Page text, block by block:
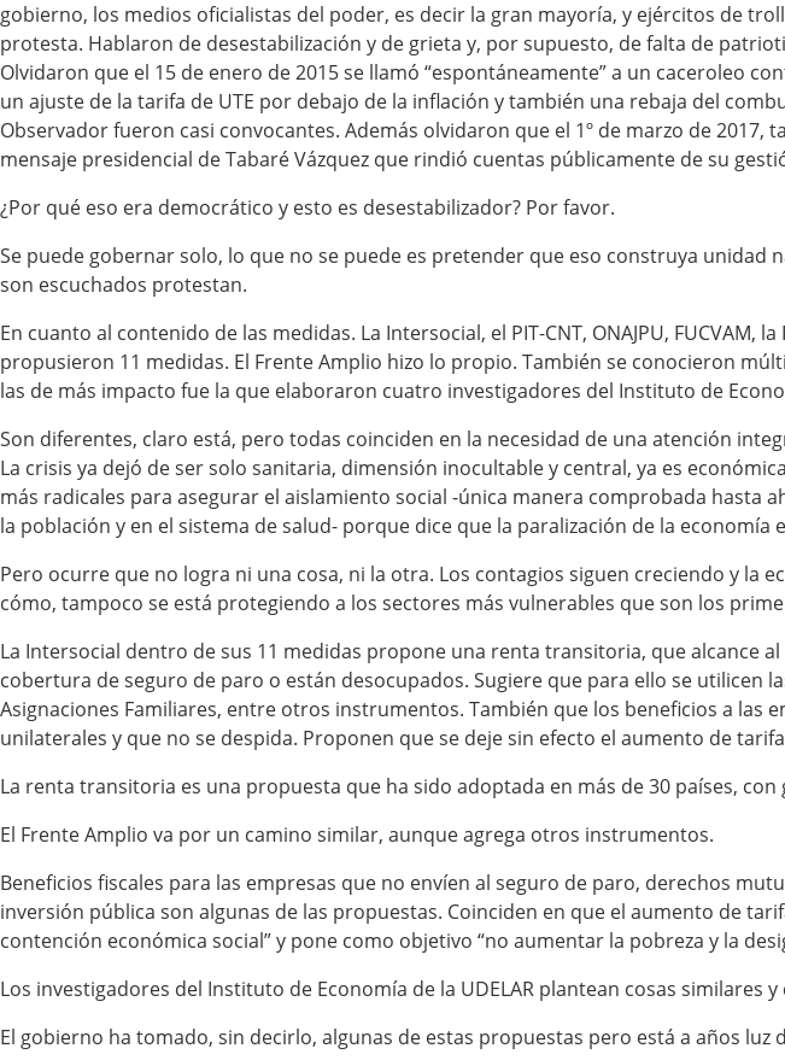
gobierno, los medios oficialistas del poder, es decir la gran mayoría, y ejércitos de
protesta. Hablaron de desestabilización y de grieta y, por supuesto, de falta de
Olvidaron que el 15 de enero de 2015 se llamó “espontáneamente” a un caceroleo
un ajuste de la tarifa de UTE por debajo de la inflación y también una rebaja del
Observador fueron casi convocantes. Además olvidaron que el 1º de marzo de
mensaje presidencial de Tabaré Vázquez que rindió cuentas públicamente de su
¿Por qué eso era democrático y esto es desestabilizador? Por favor.
Se puede gobernar solo, lo que no se puede es pretender que eso construya unidad
son escuchados protestan.
En cuanto al contenido de las medidas. La Intersocial, el PIT-CNT, ONAJPU, FUCVAM,
propusieron 11 medidas. El Frente Amplio hizo lo propio. También se conocieron
las de más impacto fue la que elaboraron cuatro investigadores del Instituto de
Son diferentes, claro está, pero todas coinciden en la necesidad de una atención
La crisis ya dejó de ser solo sanitaria, dimensión inocultable y central, ya es
más radicales para asegurar el aislamiento social -única manera comprobada hasta
la población y en el sistema de salud- porque dice que la paralización de la economía
Pero ocurre que no logra ni una cosa, ni la otra. Los contagios siguen creciendo y la
cómo, tampoco se está protegiendo a los sectores más vulnerables que son los
La Intersocial dentro de sus 11 medidas propone una renta transitoria, que alcance
cobertura de seguro de paro o están desocupados. Sugiere que para ello se utilicen
Asignaciones Familiares, entre otros instrumentos. También que los beneficios a
unilaterales y que no se despida. Proponen que se deje sin efecto el aumento de
La renta transitoria es una propuesta que ha sido adoptada en más de 30 países,
El Frente Amplio va por un camino similar, aunque agrega otros instrumentos.
Beneficios fiscales para las empresas que no envíen al seguro de paro, derechos
inversión pública son algunas de las propuestas. Coinciden en que el aumento de
contención económica social” y pone como objetivo “no aumentar la pobreza y la
Los investigadores del Instituto de Economía de la UDELAR plantean cosas similares
El gobierno ha tomado, sin decirlo, algunas de estas propuestas pero está a años luz